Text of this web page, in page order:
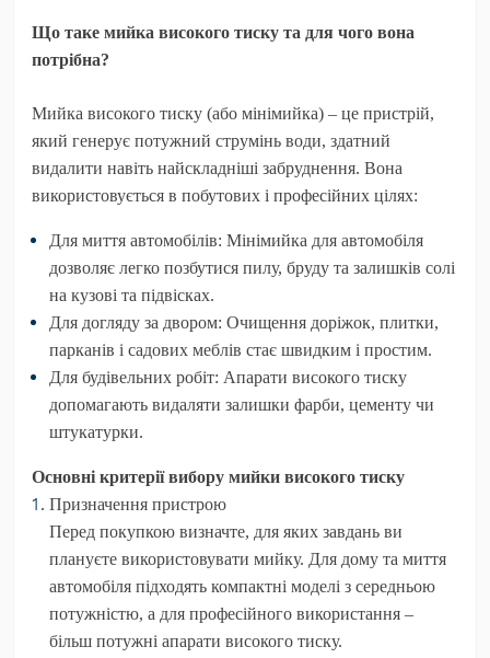
Що таке мийка високого тиску та для чого вона
потрібна?
Мийка високого тиску (або мінімийка) – це пристрій,
який генерує потужний струмінь води, здатний
видалити навіть найскладніші забруднення. Вона
використовується в побутових і професійних цілях:
Для миття автомобілів: Мінімийка для автомобіля
дозволяє легко позбутися пилу, бруду та залишків солі
на кузові та підвісках.
Для догляду за двором: Очищення доріжок, плитки,
парканів і садових меблів стає швидким і простим.
Для будівельних робіт: Апарати високого тиску
допомагають видаляти залишки фарби, цементу чи
штукатурки.
Основні критерії вибору мийки високого тиску
Призначення пристрою
Перед покупкою визначте, для яких завдань ви
плануєте використовувати мийку. Для дому та миття
автомобіля підходять компактні моделі з середньою
потужністю, а для професійного використання –
більш потужні апарати високого тиску.